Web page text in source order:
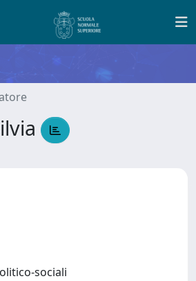
sociali